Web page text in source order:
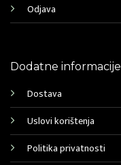
Odjava
Dodatne informacije
Dostava
Uslovi korištenja
Politika privatnosti